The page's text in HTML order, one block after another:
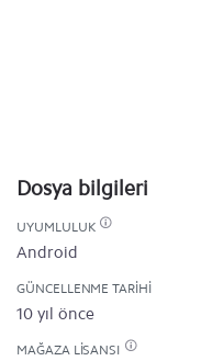
Dosya bilgileri
UYUMLULUK
Android
GÜNCELLENME TARIHI
10 yıl önce
MAĞAZA LISANSI